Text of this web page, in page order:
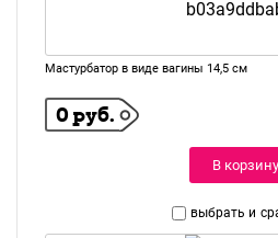
Мастурбатор в виде вагины 14,5 см
0 руб.
В корзину
выбрать и